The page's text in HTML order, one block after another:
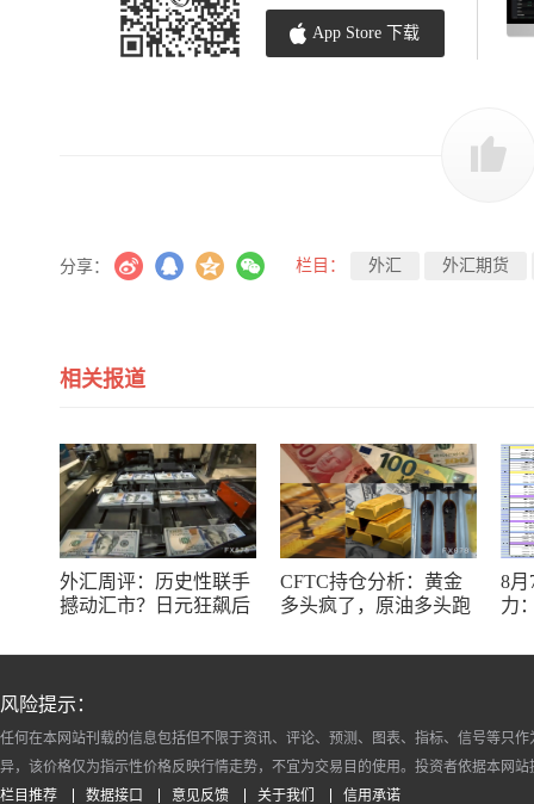
App Store 下载
分享： 栏目： 外汇 外汇期货
相关报道
外汇周评：历史性联手
撼动汇市？日元狂飙后
美元刷新七周低点
CFTC持仓分析：黄金
多头疯了，原油多头跑
8月
力
十
风险提示：
任何在本网站刊载的信息包括但不限于资讯、评论、预测、图表、指标、信号等只
异，该价格仅为指示性价格反映行情走势，不宜为交易目的使用。投资者依据本网
栏目推荐
数据接口 意见反馈 关于我们 信用承诺